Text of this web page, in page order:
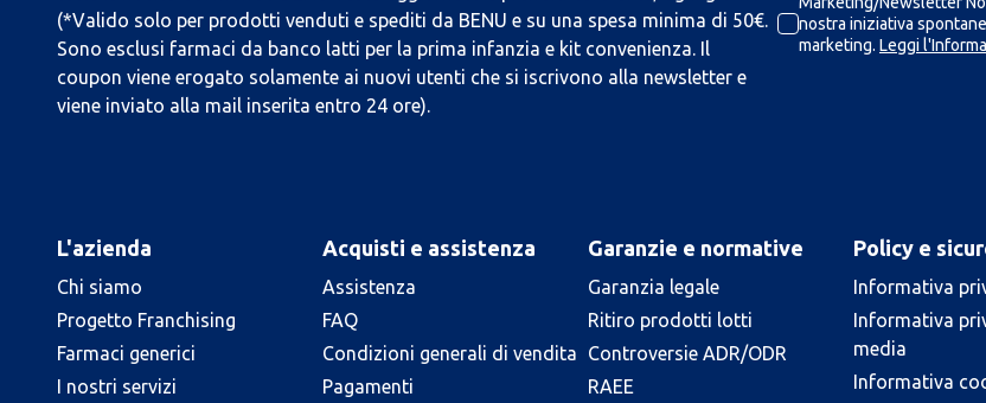
(*Valido solo per prodotti venduti e spediti da BENU e su una spesa minima di 50€.
Sono esclusi farmaci da banco latti per la prima infanzia e kit convenienza. Il
coupon viene erogato solamente ai nuovi utenti che si iscrivono alla newsletter e
viene inviato alla mail inserita entro 24 ore).
nostra iniziativa
marketing. Leggi
L'azienda
Chi siamo
Progetto Franchising
Farmaci generici
I nostri servizi
Acquisti e assistenza
Assistenza
FAQ
Condizioni generali di vendita
Pagamenti
Garanzie e normative
Garanzia legale
Ritiro prodotti lotti
Controversie ADR/ODR
RAEE
Policy e
Informativa
Informativa
media
Informativa